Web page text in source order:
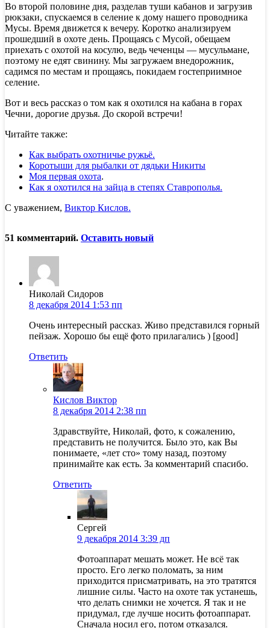
Во второй половине дня, разделав туши кабанов и загрузив
рюкзаки, спускаемся в селение к дому нашего проводника
Мусы. Время движется к вечеру. Коротко анализируем
прошедший в охоте день. Прощаясь с Мусой, обещаем
приехать с охотой на косулю, ведь чеченцы — мусульмане,
поэтому не едят свинину. Мы загружаем внедорожник,
садимся по местам и прощаясь, покидаем гостеприимное
селение.
Вот и весь рассказ о том как я охотился на кабана в горах
Чечни, дорогие друзья. До скорой встречи!
Читайте также:
Как выбрать охотничье ружьё.
Коротыши для рыбалки от дядьки Никиты
Моя первая охота.
Как я охотился на зайца в степях Ставрополья.
С уважением, Виктор Кислов.
51 комментарий. Оставить новый
Николай Сидоров
8 декабря 2014 1:53 пп
Очень интересный рассказ. Живо представился горный
пейзаж. Хорошо бы ещё фото прилагались ) [good]
Ответить
Кислов Виктор
8 декабря 2014 2:38 пп
Здравствуйте, Николай, фото, к сожалению,
представить не получится. Было это, как Вы
понимаете, «лет сто» тому назад, поэтому
принимайте как есть. За комментарий спасибо.
Ответить
Сергей
9 декабря 2014 3:39 дп
Фотоаппарат мешать может. Не всё так
просто. Его легко поломать, за ним
приходится присматривать, на это тратятся
лишние силы. Часто на охоте так устанешь,
что делать снимки не хочется. Я так и не
придумал, где лучше носить фотоаппарат.
Сначала носил его, потом отказался.